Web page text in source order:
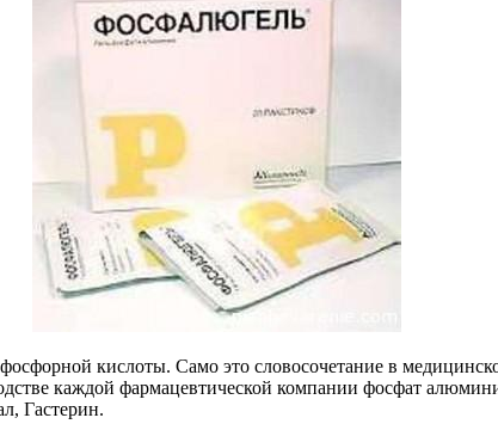
кислоты. Само это словосочетание в
каждой фармацевтической компании фосфат
Гастерин.